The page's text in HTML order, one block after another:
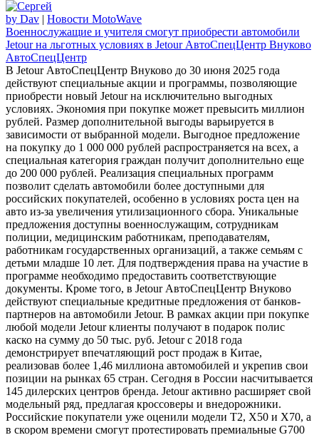
by Dav | Новости MotoWave
Военнослужащие и учителя смогут приобрести автомобили
Jetour на льготных условиях в Jetour АвтоСпецЦентр Внуково
АвтоСпецЦентр
В Jetour АвтоСпецЦентр Внуково до 30 июня 2025 года
действуют специальные акции и программы, позволяющие
приобрести новый Jetour на исключительно выгодных
условиях. Экономия при покупке может превысить миллион
рублей. Размер дополнительной выгоды варьируется в
зависимости от выбранной модели. Выгодное предложение
на покупку до 1 000 000 рублей распространяется на всех, а
специальная категория граждан получит дополнительно еще
до 200 000 рублей. Реализация специальных программ
позволит сделать автомобили более доступными для
российских покупателей, особенно в условиях роста цен на
авто из-за увеличения утилизационного сбора. Уникальные
предложения доступны военнослужащим, сотрудникам
полиции, медицинским работникам, преподавателям,
работникам государственных организаций, а также семьям с
детьми младше 10 лет. Для подтверждения права на участие в
программе необходимо предоставить соответствующие
документы. Кроме того, в Jetour АвтоСпецЦентр Внуково
действуют специальные кредитные предложения от банков-
партнеров на автомобили Jetour. В рамках акции при покупке
любой модели Jetour клиенты получают в подарок полис
каско на сумму до 50 тыс. руб. Jetour с 2018 года
демонстрирует впечатляющий рост продаж в Китае,
реализовав более 1,46 миллиона автомобилей и укрепив свои
позиции на рынках 65 стран. Сегодня в России насчитывается
145 дилерских центров бренда. Jetour активно расширяет свой
модельный ряд, предлагая кроссоверы и внедорожники.
Российские покупатели уже оценили модели T2, X50 и X70, а
в скором времени смогут протестировать премиальные G700